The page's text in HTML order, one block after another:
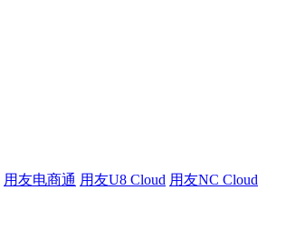
用友电商通 用友U8 Cloud 用友NC Cloud